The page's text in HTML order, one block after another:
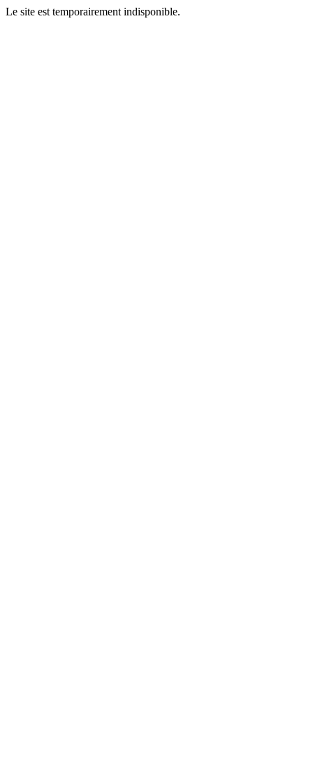
Le site est temporairement indisponible.